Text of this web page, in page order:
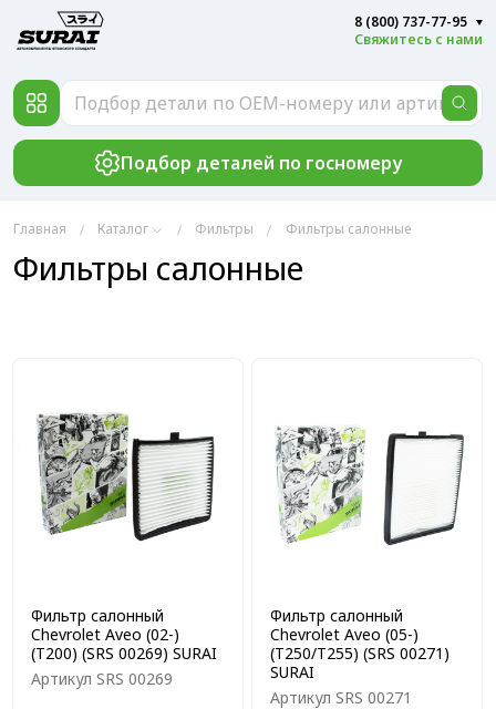
8 (800) 737-77-95
Свяжитесь с нами
Подбор деталей по госномеру
Главная Каталог Фильтры Фильтры салонные
Фильтры салонные
Фильтр салонный
Chevrolet Aveo (02-)
(T200) (SRS 00269) SURAI
Артикул SRS 00269
Фильтр салонный
Chevrolet Aveo (05-)
(T250/T255) (SRS 00271)
SURAI
Артикул SRS 00271